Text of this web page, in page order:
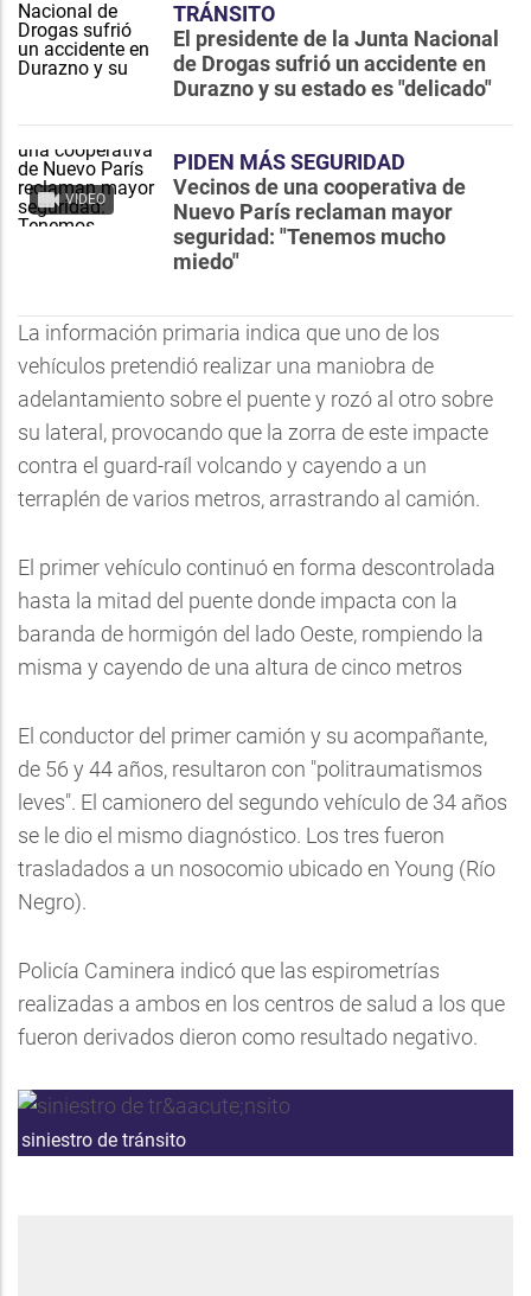
TRÁNSITO
El presidente de la Junta Nacional
de Drogas sufrió un accidente en
Durazno y su estado es "delicado"
VIDEO
PIDEN MÁS SEGURIDAD
Vecinos de una cooperativa de
Nuevo París reclaman mayor
seguridad: "Tenemos mucho
miedo"
La información primaria indica que uno de los
vehículos pretendió realizar una maniobra de
adelantamiento sobre el puente y rozó al otro sobre
su lateral, provocando que la zorra de este impacte
contra el guard-raíl volcando y cayendo a un
terraplén de varios metros, arrastrando al camión.
El primer vehículo continuó en forma descontrolada
hasta la mitad del puente donde impacta con la
baranda de hormigón del lado Oeste, rompiendo la
misma y cayendo de una altura de cinco metros
El conductor del primer camión y su acompañante,
de 56 y 44 años, resultaron con "politraumatismos
leves". El camionero del segundo vehículo de 34 años
se le dio el mismo diagnóstico. Los tres fueron
trasladados a un nosocomio ubicado en Young (Río
Negro).
Policía Caminera indicó que las espirometrías
realizadas a ambos en los centros de salud a los que
fueron derivados dieron como resultado negativo.
siniestro de tránsito